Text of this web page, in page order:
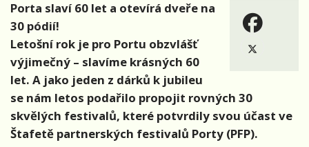
Porta slaví 60 let a otevírá dveře na
30 pódií!
Letošní rok je pro Portu obzvlášť
výjimečný – slavíme krásných 60
let. A jako jeden z dárků k jubileu
se nám letos podařilo propojit rovných 30
skvělých festivalů, které potvrdily svou účast ve
Štafetě partnerských festivalů Porty (PFP).